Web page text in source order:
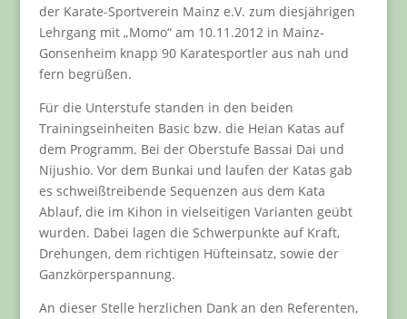
der Karate-Sportverein Mainz e.V. zum diesjährigen
Lehrgang mit „Momo“ am 10.11.2012 in Mainz-
Gonsenheim knapp 90 Karatesportler aus nah und
fern begrüßen.
Für die Unterstufe standen in den beiden
Trainingseinheiten Basic bzw. die Heian Katas auf
dem Programm. Bei der Oberstufe Bassai Dai und
Nijushio. Vor dem Bunkai und laufen der Katas gab
es schweißtreibende Sequenzen aus dem Kata
Ablauf, die im Kihon in vielseitigen Varianten geübt
wurden. Dabei lagen die Schwerpunkte auf Kraft,
Drehungen, dem richtigen Hüfteinsatz, sowie der
Ganzkörperspannung.
An dieser Stelle herzlichen Dank an den Referenten,